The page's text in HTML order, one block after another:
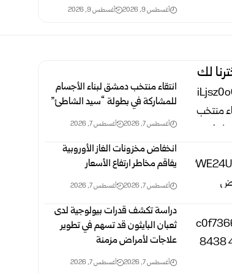
أغسطس 9, 2026 أغسطس 9, 2026
لك
انتقاء منتخب دمشق لبناء الأجسام
للمشاركة في بطولة “سيد الشاطئ”
أغسطس 7, 2026 أغسطس 7, 2026
انخفاض مخزونات الغاز الأوروبية
يفاقم مخاطر ارتفاع الأسعار
أغسطس 7, 2026 أغسطس 7, 2026
دراسة تكشف قدرات بيولوجية لدى
ثعبان البايثون قد تسهم في تطوير
علاجات لأمراض مزمنة
أغسطس 7, 2026 أغسطس 7, 2026